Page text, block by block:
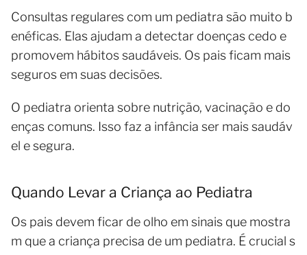
Consultas regulares com um pediatra são muito b
enéficas. Elas ajudam a detectar doenças cedo e
promovem hábitos saudáveis. Os pais ficam mais
seguros em suas decisões.
O pediatra orienta sobre nutrição, vacinação e do
enças comuns. Isso faz a infância ser mais saudáv
el e segura.
Quando Levar a Criança ao Pediatra
Os pais devem ficar de olho em sinais que mostra
m que a criança precisa de um pediatra. É crucial s